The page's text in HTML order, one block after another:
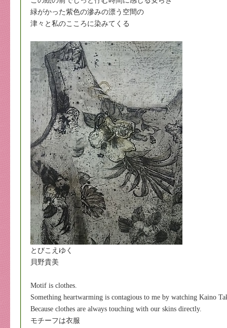
緑がかった紫色の滲みの漂う空間の
津々と私のこころに染みてくる
とびこえゆく
貝野貴美
Motif is clothes.
Something heartwarming is contagious to me by watching Kaino
Because clothes are always touching with our skins directly.
モチーフは衣服